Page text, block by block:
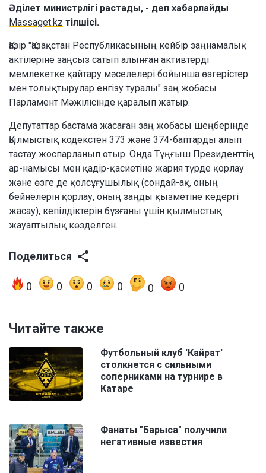
Әділет министрлігі растады, - деп хабарлайды
Massaget.kz тілшісі.
Қазір "Қазақстан Республикасының кейбір заңнамалық
актілеріне заңсыз сатып алынған активтерді
мемлекетке қайтару мәселелері бойынша өзгерістер
мен толықтырулар енгізу туралы" заң жобасы
Парламент Мәжілісінде қаралып жатыр.
Депутаттар бастама жасаған заң жобасы шеңберінде
Қылмыстық кодекстен 373 және 374-баптарды алып
тастау жоспарланып отыр. Онда Тұңғыш Президенттің
ар-намысы мен қадір-қасиетіне жария түрде қорлау
және өзге де қолсұғушылық (сондай-ақ, оның
бейнелерін қорлау, оның заңды қызметіне кедергі
жасау), кепілдіктерін бұзғаны үшін қылмыстық
жауаптылық көзделген.
Поделиться
0 0 0 0 0 0
Читайте также
Футбольный клуб 'Кайрат'
столкнется с сильными
соперниками на турнире в
Катаре
Фанаты "Барыса" получили
негативные известия